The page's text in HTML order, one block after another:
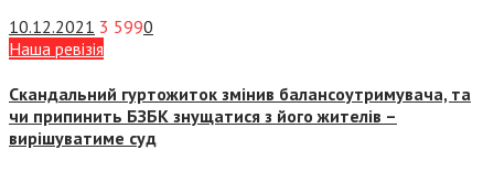
10.12.2021 3 5990
Наша ревізія
Скандальний гуртожиток змінив балансоутримувача, та
чи припинить БЗБК знущатися з його жителів –
вирішуватиме суд